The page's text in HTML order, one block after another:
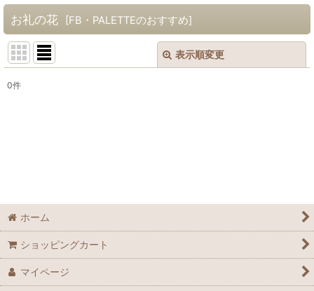
お礼の花 [FB・PALETTEのおすすめ]
表示順変更
0件
ホーム
ショッピングカート
マイページ